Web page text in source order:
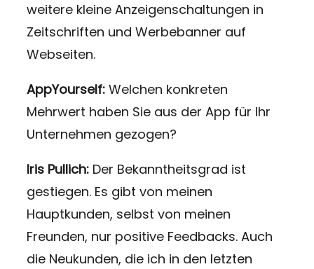
weitere kleine Anzeigenschaltungen in
Zeitschriften und Werbebanner auf
Webseiten.
AppYourself:Welchen konkreten
Mehrwert haben Sie aus der App für Ihr
Unternehmen gezogen?
Iris Pullich:Der Bekanntheitsgrad ist
gestiegen. Es gibt von meinen
Hauptkunden, selbst von meinen
Freunden, nur positive Feedbacks. Auch
die Neukunden, die ich in den letzten